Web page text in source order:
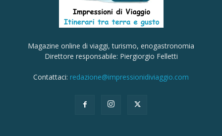
Magazine online di viaggi, turismo, enogastronomia
Direttore responsabile: Piergiorgio Felletti
Contattaci: redazione@impressionidiviaggio.com